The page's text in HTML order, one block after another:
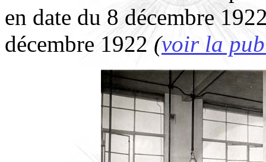
en date du 8 décembre
décembre 1922 (voir la